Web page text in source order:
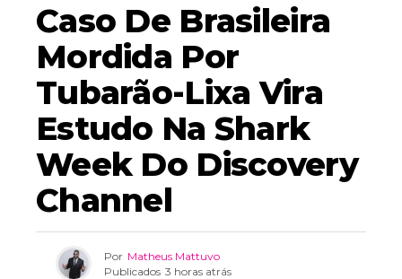
Caso De Brasileira
Mordida Por
Tubarão-Lixa Vira
Estudo Na Shark
Week Do Discovery
Channel
Por Matheus Mattuvo
Publicados 3 horas atrás